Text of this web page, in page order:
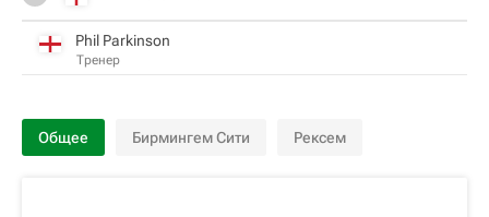
Phil Parkinson
Тренер
Общее Бирмингем Сити Рексем